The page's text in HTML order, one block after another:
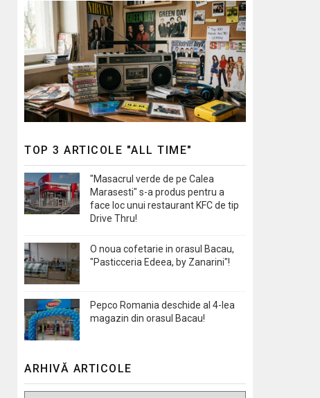
TOP 3 ARTICOLE "ALL TIME"
"Masacrul verde de pe Calea
Marasesti" s-a produs pentru a
face loc unui restaurant KFC de tip
Drive Thru!
O noua cofetarie in orasul Bacau,
"Pasticceria Edeea, by Zanarini"!
Pepco Romania deschide al 4-lea
magazin din orasul Bacau!
ARHIVĂ ARTICOLE